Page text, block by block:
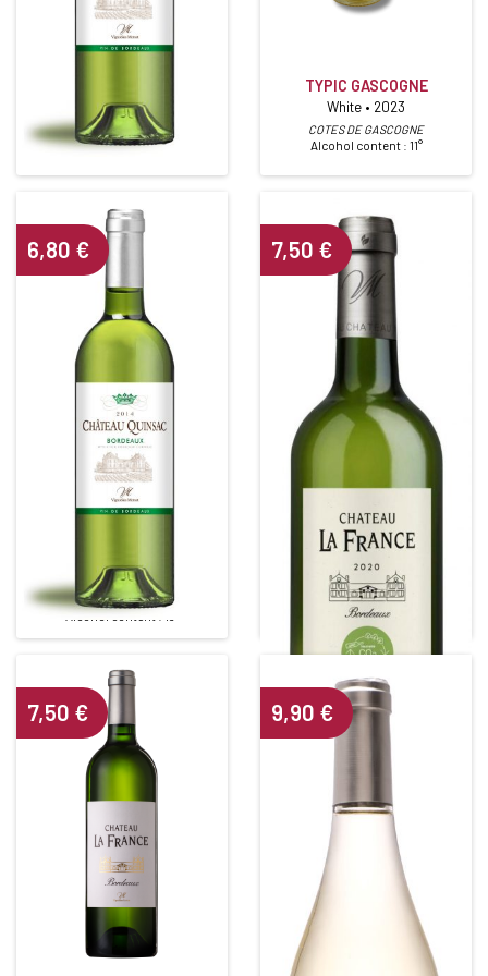
2021
White • 2021
BORDEAUX BLANC
TYPIC GASCOGNE
White • 2023
COTES DE GASCOGNE
Alcohol content : 11°
White • 2022
BORDEAUX BLANC
Alcohol content : 13°
6,80 €
CHÂTEAU LA FRANCE
NEUTRE CARBONE 2023
White • 2023
BORDEAUX BLANC
Alcohol content : 12°
7,50 €
7,50 € 9,90 €